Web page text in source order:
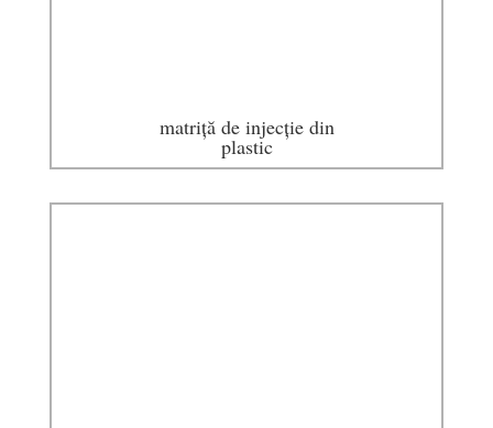
matriță de injecție din
plastic